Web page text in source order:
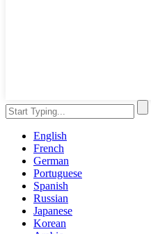
English
French
German
Portuguese
Spanish
Russian
Japanese
Korean